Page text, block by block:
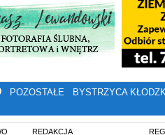
POZOSTAŁE BYSTRZYCA
REDAKCJA